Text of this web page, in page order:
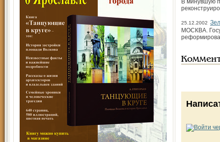
В минувшую
25.12.2002
МОСКВА.